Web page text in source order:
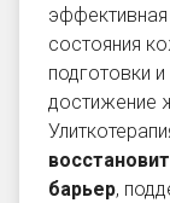
состояния
подготовки
достижение
барьер,